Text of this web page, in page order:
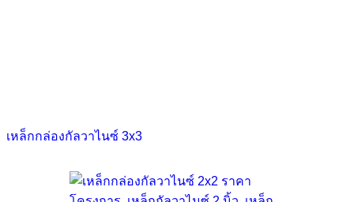
เหล็กกล่องกัลวาไนซ์ 3x3